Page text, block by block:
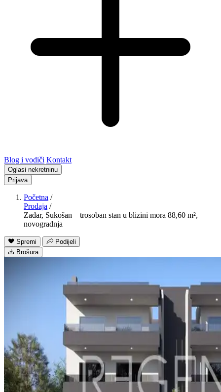
Blog i vodiči Kontakt
Oglasi nekretninu
Prijava
Početna /
Prodaja /
Zadar, Sukošan – trosoban stan u blizini mora 88,60 m²,
novogradnja
Spremi
Podijeli
Brošura